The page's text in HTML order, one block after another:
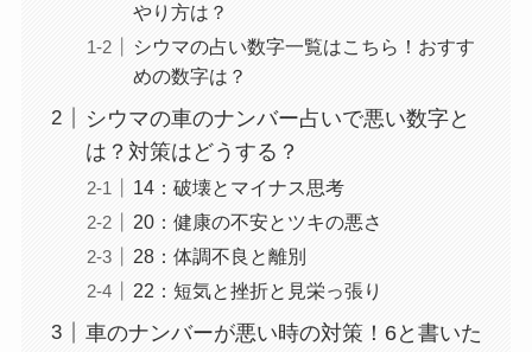
やり方は？
シウマの占い数字一覧はこちら！おすす
めの数字は？
シウマの車のナンバー占いで悪い数字と
は？対策はどうする？
14：破壊とマイナス思考
20：健康の不安とツキの悪さ
28：体調不良と離別
22：短気と挫折と見栄っ張り
車のナンバーが悪い時の対策！6と書いた